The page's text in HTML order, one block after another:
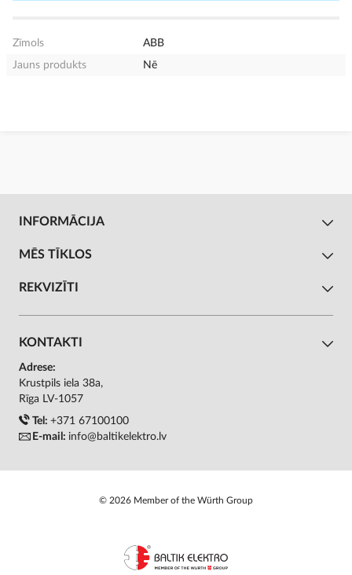
Zīmols
ABB
Jauns produkts
Nē
INFORMĀCIJA
MĒS TĪKLOS
REKVIZĪTI
KONTAKTI
Adrese:
Krustpils iela 38a,
Rīga LV-1057
Tel: +371 67100100
E-mail: info@baltikelektro.lv
© 2026 Member of the Würth Group